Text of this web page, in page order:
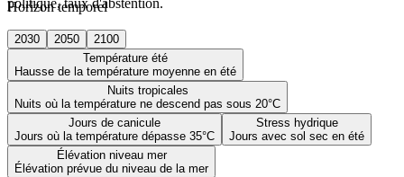
Horizon temporel
2030 2050
2100
Température été
Hausse de la température moyenne en été
Nuits tropicales
Nuits où la température ne descend pas sous 20°C
Jours de canicule
Jours où la température dépasse 35°C
Stress hydrique
Jours avec sol sec en été
Élévation niveau mer
Élévation prévue du niveau de la mer
politique, taux d'abstention.